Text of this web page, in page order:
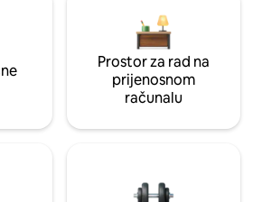
Prostor za rad na
prijenosnom
računalu